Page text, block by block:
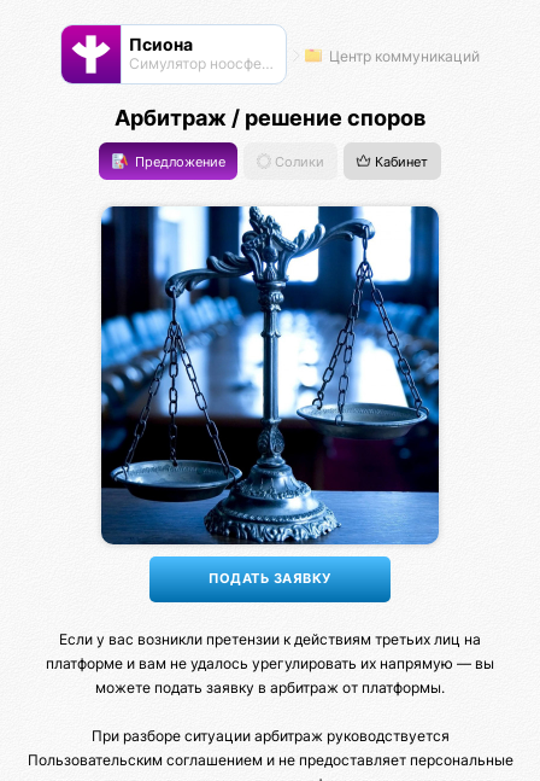
Псиона
Cимулятор ноосферы Центр коммуникаций
Арбитраж / решение споров
Предложение Солики Кабинет
Если у вас возникли претензии к действиям третьих лиц на
платформе и вам не удалось урегулировать их напрямую — вы
можете подать заявку в арбитраж от платформы.
При разборе ситуации арбитраж руководствуется
Пользовательским соглашением и не предоставляет персональные